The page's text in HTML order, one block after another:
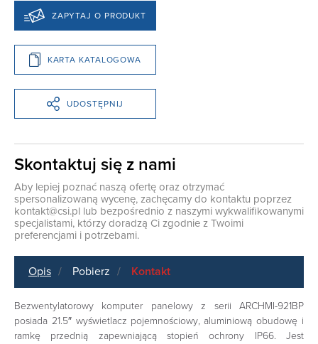
ZAPYTAJ O PRODUKT
KARTA KATALOGOWA
UDOSTĘPNIJ
Skontaktuj się z nami
Aby lepiej poznać naszą ofertę oraz otrzymać
spersonalizowaną wycenę, zachęcamy do kontaktu poprzez
kontakt@csi.pl lub bezpośrednio z naszymi wykwalifikowanymi
specjalistami, którzy doradzą Ci zgodnie z Twoimi
preferencjami i potrzebami.
Opis Pobierz Kontakt
Bezwentylatorowy komputer panelowy z serii ARCHMI-921BP
posiada 21.5″ wyświetlacz pojemnościowy, aluminiową obudowę i
ramkę przednią zapewniającą stopień ochrony IP66. Jest